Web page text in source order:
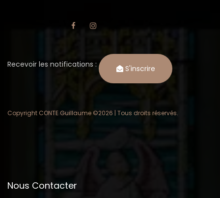
Recevoir les notifications : S'inscrire
Copyright CONTE Guillaume ©2026 | Tous droits réservés.
Nous Contacter